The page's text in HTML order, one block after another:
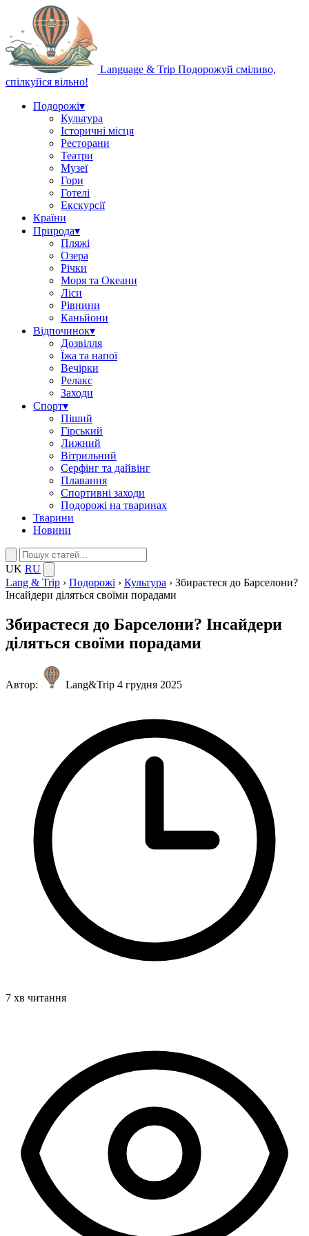
Language & Trip Подорожуй сміливо,
спілкуйся вільно!
Подорожі▾
Культура
Історичні місця
Ресторани
Театри
Музеї
Гори
Готелі
Екскурсії
Країни
Природа▾
Пляжі
Озера
Річки
Моря та Океани
Ліси
Рівнини
Каньйони
Відпочинок▾
Дозвілля
Їжа та напої
Вечірки
Релакс
Заходи
Спорт▾
Піший
Гірський
Лижний
Вітрильний
Серфінг та дайвінг
Плавання
Спортивні заходи
Подорожі на тваринах
Тварини
Новини
UK RU
Lang & Trip › Подорожі › Культура › Збираєтеся до Барселони?
Інсайдери діляться своїми порадами
Збираєтеся до Барселони? Інсайдери
діляться своїми порадами
Автор: Lang&Trip 4 грудня 2025
7 хв читання